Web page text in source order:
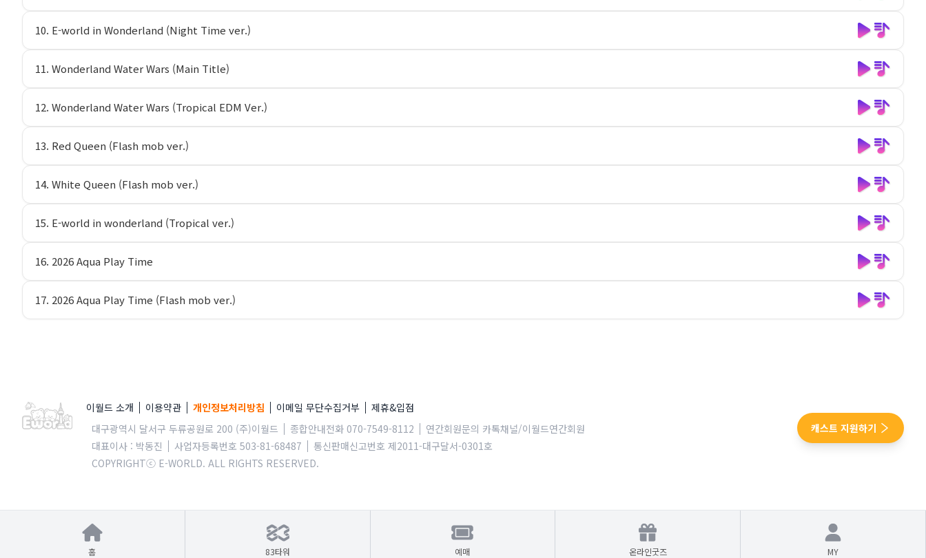
10. E-world in Wonderland (Night Time ver.)
11. Wonderland Water Wars (Main Title)
12. Wonderland Water Wars (Tropical EDM Ver.)
13. Red Queen (Flash mob ver.)
14. White Queen (Flash mob ver.)
15. E-world in wonderland (Tropical ver.)
16. 2026 Aqua Play Time
17. 2026 Aqua Play Time (Flash mob ver.)
이월드 소개 이용약관 개인정보처리방침 이메일 무단수집거부
제휴&입점
대구광역시 달서구 두류공원로 200 (주)이월드
종합안내전화 070-7549-8112
연간회원문의 카톡채널/이월드연간회원
대표이사 : 박동진
사업자등록번호 503-81-68487
통신판매신고번호 제2011-대구달서-0301호
COPYRIGHTⓒ E-WORLD. ALL RIGHTS RESERVED.
캐스트 지원하기
홈 83타워 예매 온라인굿즈 MY